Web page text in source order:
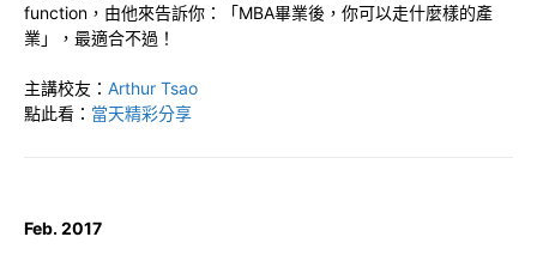
function，由他來告訴你：「MBA畢業後，你可以走什麼樣的產
業」，最適合不過！
主講校友： Arthur Tsao
點此看： 當天精彩分享
Feb. 2017